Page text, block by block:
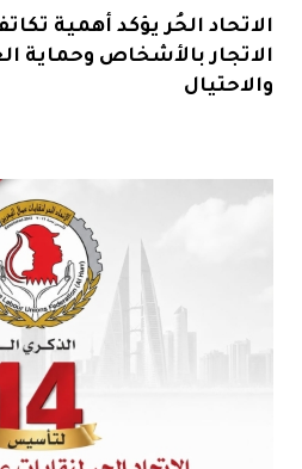
الاتحاد الحُر يؤكد أهمية
الاتجار بالأشخاص وحماية
والاحتيال